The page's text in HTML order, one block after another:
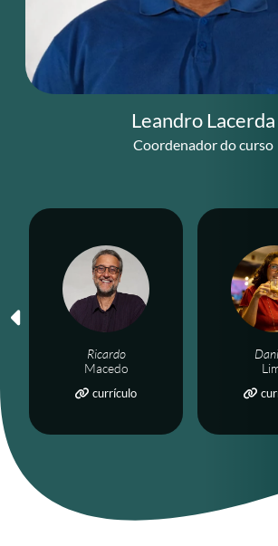
Leandro Lacerda
Coordenador do curso
Ricardo
Macedo
currículo